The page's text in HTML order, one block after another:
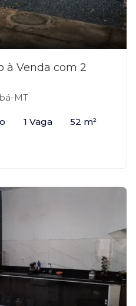
à Venda com 2
MT
1 Vaga 52 m²